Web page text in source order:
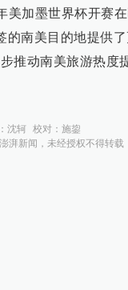
美加墨世界杯开赛
的南美目的地提供
推动南美旅游热度
沈轲 校对： 施鋆
澎湃新闻，未经授权不得转载